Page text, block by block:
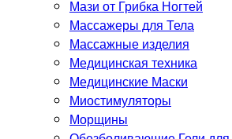
Мази от Грибка Ногтей
Массажеры для Тела
Массажные изделия
Медицинская техника
Медицинские Маски
Миостимуляторы
Морщины